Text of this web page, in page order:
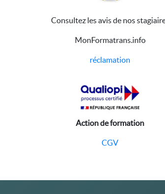
Consultez les avis de nos
MonFormatrans.info
réclamation
Action de formation
CGV